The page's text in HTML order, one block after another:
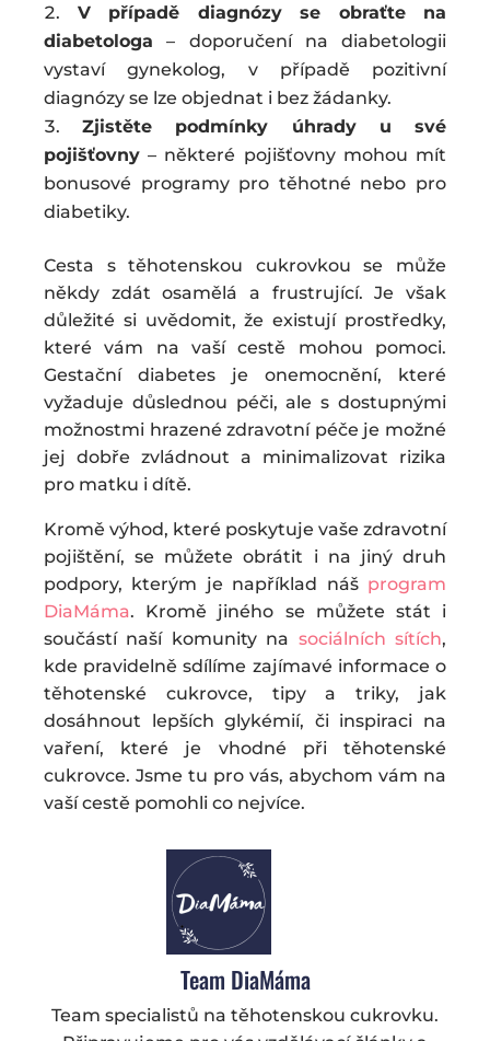
V případě diagnózy se obraťte na
diabetologa – doporučení na diabetologii
vystaví gynekolog, v případě pozitivní
diagnózy se lze objednat i bez žádanky.
Zjistěte podmínky úhrady u své
pojišťovny – některé pojišťovny mohou mít
bonusové programy pro těhotné nebo pro
diabetiky.
Cesta s těhotenskou cukrovkou se může
někdy zdát osamělá a frustrující. Je však
důležité si uvědomit, že existují prostředky,
které vám na vaší cestě mohou pomoci.
Gestační diabetes je onemocnění, které
vyžaduje důslednou péči, ale s dostupnými
možnostmi hrazené zdravotní péče je možné
jej dobře zvládnout a minimalizovat rizika
pro matku i dítě.
Kromě výhod, které poskytuje vaše zdravotní
pojištění, se můžete obrátit i na jiný druh
podpory, kterým je například náš program
DiaMáma. Kromě jiného se můžete stát i
součástí naší komunity na sociálních sítích,
kde pravidelně sdílíme zajímavé informace o
těhotenské cukrovce, tipy a triky, jak
dosáhnout lepších glykémií, či inspiraci na
vaření, které je vhodné při těhotenské
cukrovce. Jsme tu pro vás, abychom vám na
vaší cestě pomohli co nejvíce.
Team DiaMáma
Team specialistů na těhotenskou cukrovku.